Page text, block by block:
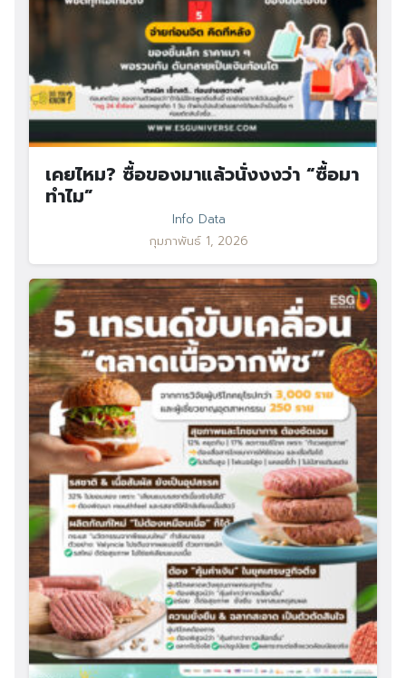
Search
for:
เคยไหม? ซื้อของมาแล้วนั่งงงว่า “ซื้อมา
ทำไม”
Info Data
กุมภาพันธ์ 1, 2026